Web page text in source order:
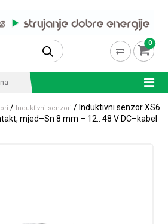
0
/ Induktivni senzori / Induktivni senzor XS6
mjed–Sn 8 mm – 12.. 48 V DC–kabel